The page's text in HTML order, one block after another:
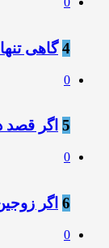
4 ️گاﻫﯽ
0
5 اگر قصد
0
6 ️اگر
0